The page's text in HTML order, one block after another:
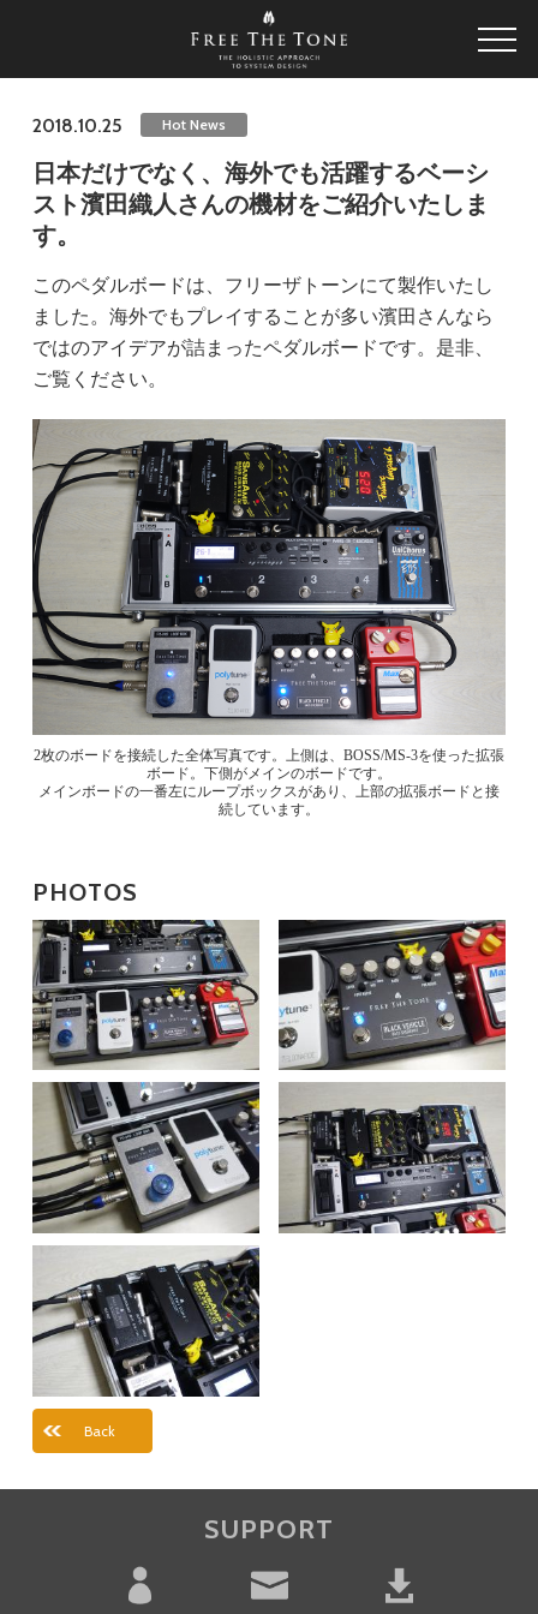
2018.10.25 Hot News
日本だけでなく、海外でも活躍するベーシ
スト濱田織人さんの機材をご紹介いたしま
す。
このペダルボードは、フリーザトーンにて製作いたし
ました。海外でもプレイすることが多い濱田さんなら
ではのアイデアが詰まったペダルボードです。是非、
ご覧ください。
2枚のボードを接続した全体写真です。上側は、BOSS/MS-3を使った拡張
ボード。下側がメインのボードです。
メインボードの一番左にループボックスがあり、上部の拡張ボードと接
続しています。
PHOTOS
Back
SUPPORT